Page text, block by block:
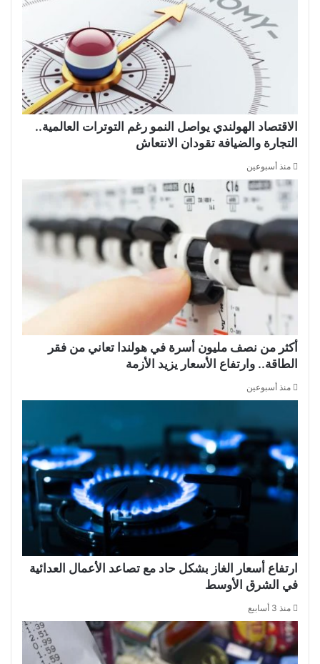
الاقتصاد الهولندي يواصل النمو رغم التوترات العالمية..
التجارة والضيافة تقودان الانتعاش
منذ أسبوعين
أكثر من نصف مليون أسرة في هولندا تعاني من فقر
الطاقة.. وارتفاع الأسعار يزيد الأزمة
منذ أسبوعين
ارتفاع أسعار الغاز بشكل حاد مع تصاعد الأعمال العدائية
في الشرق الأوسط
منذ 3 أسابيع